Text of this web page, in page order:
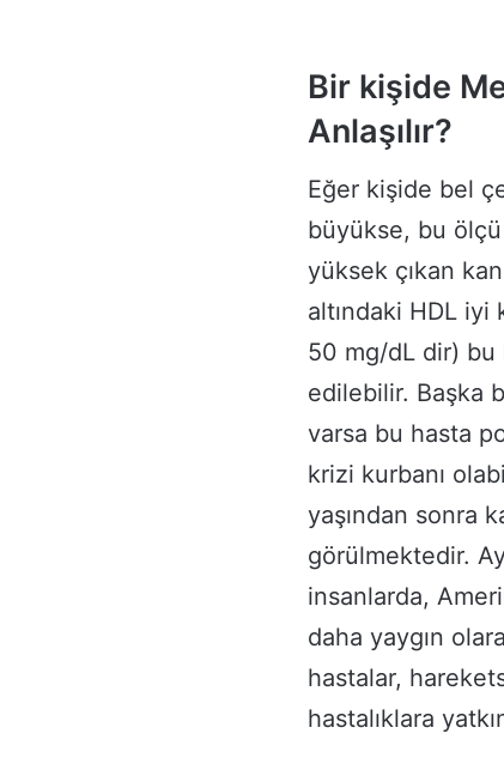
Bir kişide
Anlaşılır?
Eğer kişide bel
büyükse, bu
yüksek çıkan
altındaki HDL iyi
50 mg/dL dir) bu
edilebilir. Başka
varsa bu hasta
krizi kurbanı
yaşından sonra
görülmektedir.
insanlarda,
daha yaygın
hastalar,
hastalıklara